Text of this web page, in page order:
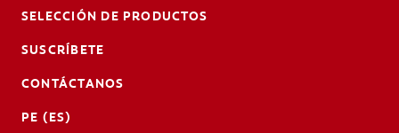
SELECCIÓN DE PRODUCTOS
SUSCRÍBETE
CONTÁCTANOS
PE (ES)